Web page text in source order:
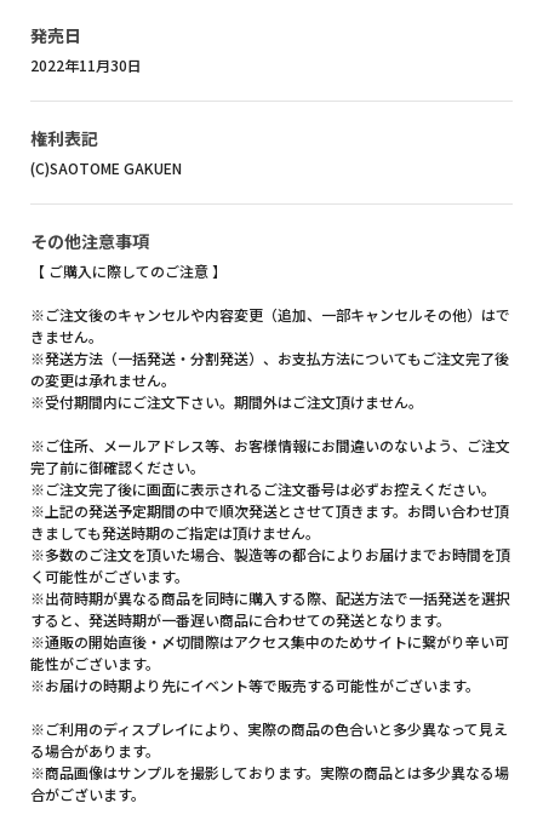
発売日
2022年11月30日
権利表記
(C)SAOTOME GAKUEN
その他注意事項
【 ご購入に際してのご注意 】
※ご注文後のキャンセルや内容変更（追加、一部キャンセルその他）はで
きません。
※発送方法（一括発送・分割発送）、お支払方法についてもご注文完了後
の変更は承れません。
※受付期間内にご注文下さい。期間外はご注文頂けません。
※ご住所、メールアドレス等、お客様情報にお間違いのないよう、ご注文
完了前に御確認ください。
※ご注文完了後に画面に表示されるご注文番号は必ずお控えください。
※上記の発送予定期間の中で順次発送とさせて頂きます。お問い合わせ頂
きましても発送時期のご指定は頂けません。
※多数のご注文を頂いた場合、製造等の都合によりお届けまでお時間を頂
く可能性がございます。
※出荷時期が異なる商品を同時に購入する際、配送方法で一括発送を選択
すると、発送時期が一番遅い商品に合わせての発送となります。
※通販の開始直後・〆切間際はアクセス集中のためサイトに繋がり辛い可
能性がございます。
※お届けの時期より先にイベント等で販売する可能性がございます。
※ご利用のディスプレイにより、実際の商品の色合いと多少異なって見え
る場合があります。
※商品画像はサンプルを撮影しております。実際の商品とは多少異なる場
合がございます。